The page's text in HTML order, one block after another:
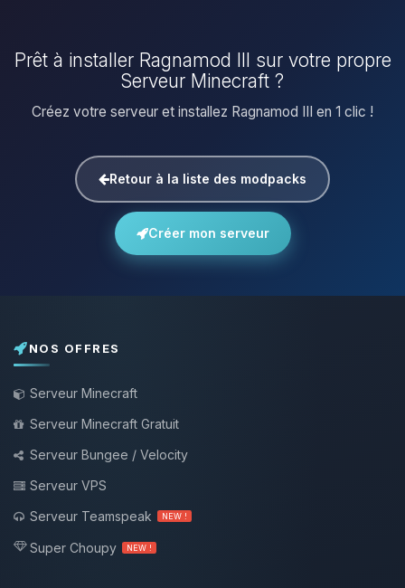
Prêt à installer Ragnamod III sur votre propre
Serveur Minecraft ?
Créez votre serveur et installez Ragnamod III en 1 clic !
Retour à la liste des modpacks
Créer mon serveur
NOS OFFRES
Serveur Minecraft
Serveur Minecraft Gratuit
Serveur Bungee / Velocity
Serveur VPS
Serveur Teamspeak
NEW !
Super Choupy NEW !